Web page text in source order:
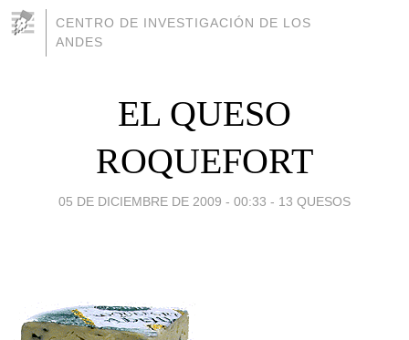
CENTRO DE INVESTIGACIÓN DE LOS
ANDES
EL QUESO
ROQUEFORT
05 DE DICIEMBRE DE 2009 - 00:33 - 13 QUESOS